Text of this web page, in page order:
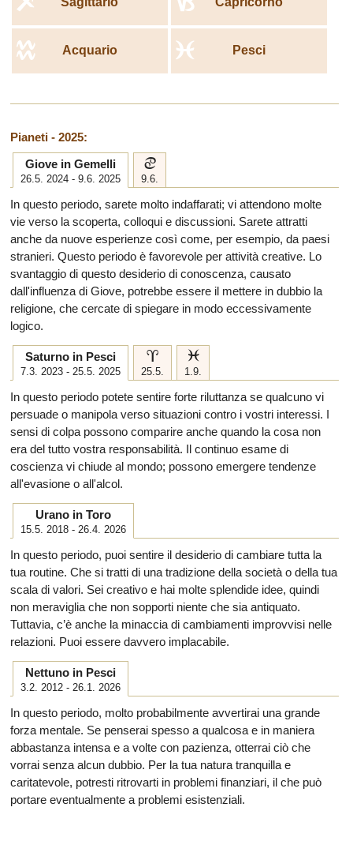
Acquario
k Pesci
l
Pianeti - 2025:
Giove in Gemelli
26.5. 2024 - 9.6. 2025
d
9.6.
In questo periodo, sarete molto indaffarati; vi attendono molte
vie verso la scoperta, colloqui e discussioni. Sarete attratti
anche da nuove esperienze così come, per esempio, da paesi
stranieri. Questo periodo è favorevole per attività creative. Lo
svantaggio di questo desiderio di conoscenza, causato
dall'influenza di Giove, potrebbe essere il mettere in dubbio la
religione, che cercate di spiegare in modo eccessivamente
logico.
Saturno in Pesci
7.3. 2023 - 25.5. 2025
a
25.5.
l
1.9.
In questo periodo potete sentire forte riluttanza se qualcuno vi
persuade o manipola verso situazioni contro i vostri interessi. I
sensi di colpa possono comparire anche quando la cosa non
era del tutto vostra responsabilità. Il continuo esame di
coscienza vi chiude al mondo; possono emergere tendenze
all'evasione o all'alcol.
Urano in Toro
15.5. 2018 - 26.4. 2026
In questo periodo, puoi sentire il desiderio di cambiare tutta la
tua routine. Che si tratti di una tradizione della società o della tua
scala di valori. Sei creativo e hai molte splendide idee, quindi
non meraviglia che non sopporti niente che sia antiquato.
Tuttavia, c’è anche la minaccia di cambiamenti improvvisi nelle
relazioni. Puoi essere davvero implacabile.
Nettuno in Pesci
3.2. 2012 - 26.1. 2026
In questo periodo, molto probabilmente avvertirai una grande
forza mentale. Se penserai spesso a qualcosa e in maniera
abbastanza intensa e a volte con pazienza, otterrai ciò che
vorrai senza alcun dubbio. Per la tua natura tranquilla e
caritatevole, potresti ritrovarti in problemi finanziari, il che può
portare eventualmente a problemi esistenziali.